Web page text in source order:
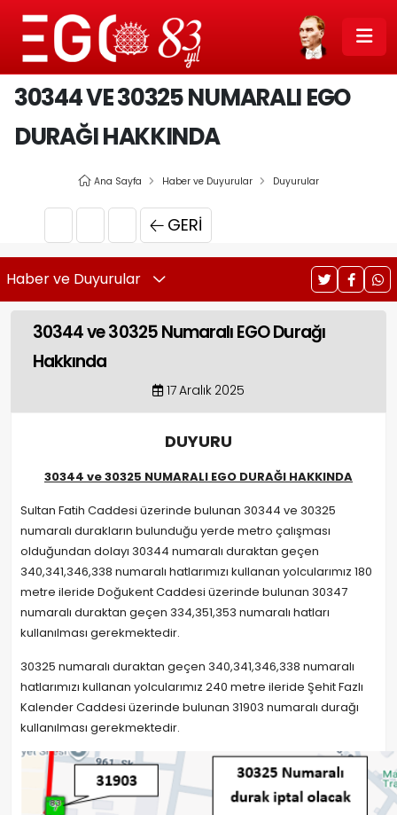
30344 VE 30325 NUMARALI EGO
DURAĞI HAKKINDA
Ana Sayfa Haber ve Duyurular Duyurular
GERI
Haber ve Duyurular
30344 ve 30325 Numaralı EGO Durağı
Hakkında
17 Aralık 2025
DUYURU
30344 ve 30325 NUMARALI EGO DURAĞI HAKKINDA
Sultan Fatih Caddesi üzerinde bulunan 30344 ve 30325
numaralı durakların bulunduğu yerde metro çalışması
olduğundan dolayı 30344 numaralı duraktan geçen
340,341,346,338 numaralı hatlarımızı kullanan yolcularımız 180
metre ileride Doğukent Caddesi üzerinde bulunan 30347
numaralı duraktan geçen 334,351,353 numaralı hatları
kullanılması gerekmektedir.
30325 numaralı duraktan geçen 340,341,346,338 numaralı
hatlarımızı kullanan yolcularımız 240 metre ileride Şehit Fazlı
Kalender Caddesi üzerinde bulunan 31903 numaralı durağı
kullanılması gerekmektedir.